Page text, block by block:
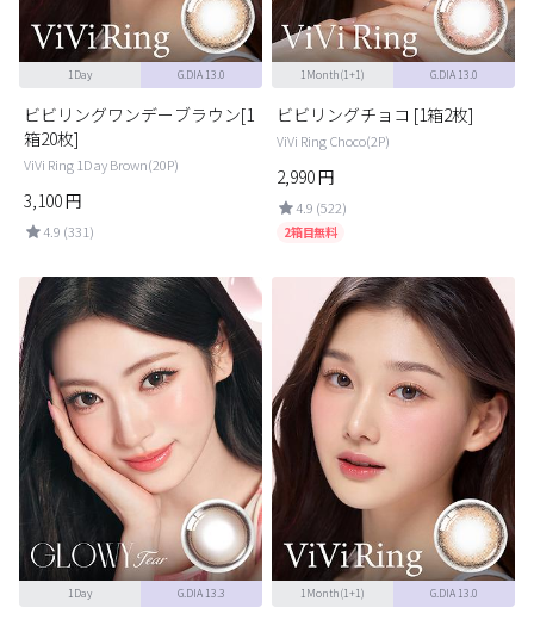
1Day G.DIA 13.0
ビビリングワンデーブラウン[1
箱20枚]
ViVi Ring 1Day Brown(20P)
3,100円
4.9 (331)
1Month(1+1) G.DIA 13.0
ビビリングチョコ [1箱2枚]
ViVi Ring Choco(2P)
2,990円
4.9 (522)
2箱目無料
1Day G.DIA 13.3 1Month(1+1) G.DIA 13.0